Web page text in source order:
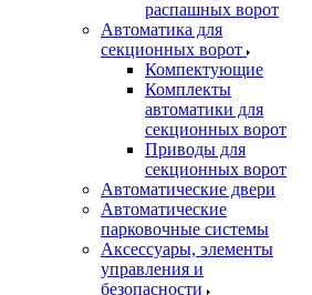
распашных ворот
Автоматика для
секционных ворот
Компектующие
Комплекты
автоматики для
секционных ворот
Приводы для
секционных ворот
Автоматические двери
Автоматические
парковочные системы
Аксессуары, элементы
управления и
безопасности